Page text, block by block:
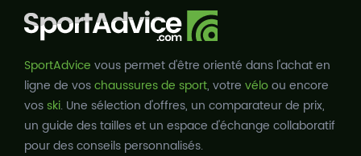
SportAdvice vous permet d'être orienté dans l'achat en
ligne de voschaussures de sport, votre véloou encore
vosski. Une sélection d'offres, un comparateur de prix,
un guide des tailles et un espace d'échange collaboratif
pour des conseils personnalisés.